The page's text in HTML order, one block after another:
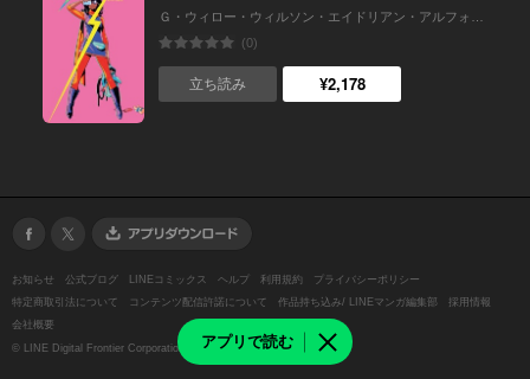
アプリで読む
(0)
立ち読み ¥2,178
お知らせ 公式ブログ LINEコミックス ヘルプ 利用規約
プライバシーポリシー
特定商取引法について
コンテンツ配信許諾について 作品持ち込み/ LINEマンガ編集部
採用情報
会社概要
© LINE Digital Frontier Corporation